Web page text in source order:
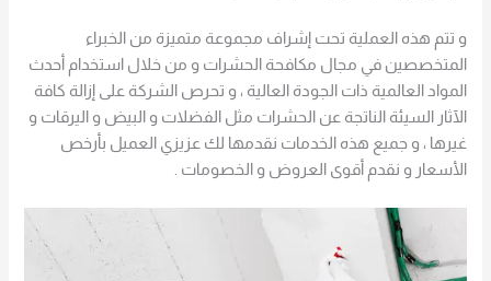
و تتم هذه العملية تحت إشراف مجموعة متميزة من الخبراء
المتخصصين في مجال مكافحة الحشرات و من خلال استخدام أحدث
المواد العالمية ذات الجودة العالية ، و تحرص الشركة على إزالة كافة
الآثار السيئة الناتجة عن الحشرات مثل الفضلات و البيض و اليرقات و
غيرها ، و جميع هذه الخدمات نقدمها لك عزيزي العميل بأرخص
الأسعار و نقدم أقوى العروض و الخصومات .